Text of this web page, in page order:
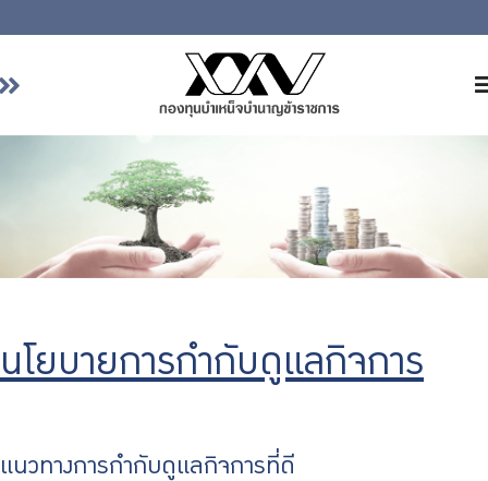
เกี่ยวกับ กบข.
รายงานผลการดำเนินงาน
บริการเจ้าหน้าที่ส่วนราชการ
นโยบายการกำกับดูแลกิจการ
แนวทางการกำกับดูแลกิจการที่ดี